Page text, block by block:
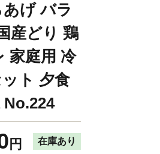
あげ バラ
産どり 鶏
家庭用 冷
ト 夕食
円 在庫あり